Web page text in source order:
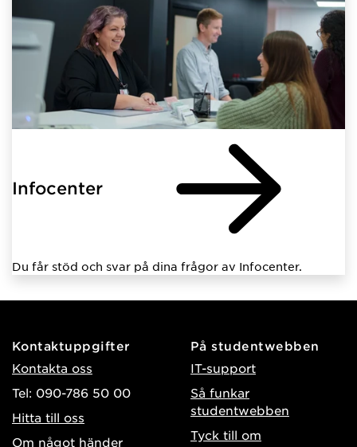
Infocenter
Du får stöd och svar på dina frågor av Infocenter.
Kontaktuppgifter
Kontakta oss
Tel: 090-786 50 00
Hitta till oss
Om något händer
På studentwebben
IT-support
Så funkar
studentwebben
Tyck till om